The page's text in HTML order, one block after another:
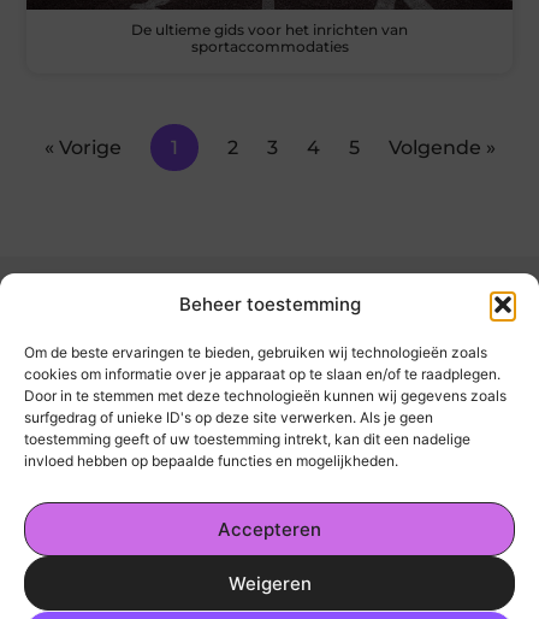
Beheer toestemming
Om de beste ervaringen te bieden, gebruiken wij technologieën zoals
cookies om informatie over je apparaat op te slaan en/of te raadplegen.
Door in te stemmen met deze technologieën kunnen wij gegevens zoals
surfgedrag of unieke ID's op deze site verwerken. Als je geen
toestemming geeft of uw toestemming intrekt, kan dit een nadelige
invloed hebben op bepaalde functies en mogelijkheden.
Accepteren
Weigeren
De ultieme gids voor het inrichten van
sportaccommodaties
« Vorige 1 2 3 4 5 Volgende »
kickinsite.nl – Echt, eerlijk, alles wat telt.
Een verzameling van blogs en artikelen die
een breed scala aan onderwerpen uit het
dagelijks leven behandelen.